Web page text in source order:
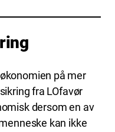
på mer
fra LOfavør
dersom en av
kan ikke